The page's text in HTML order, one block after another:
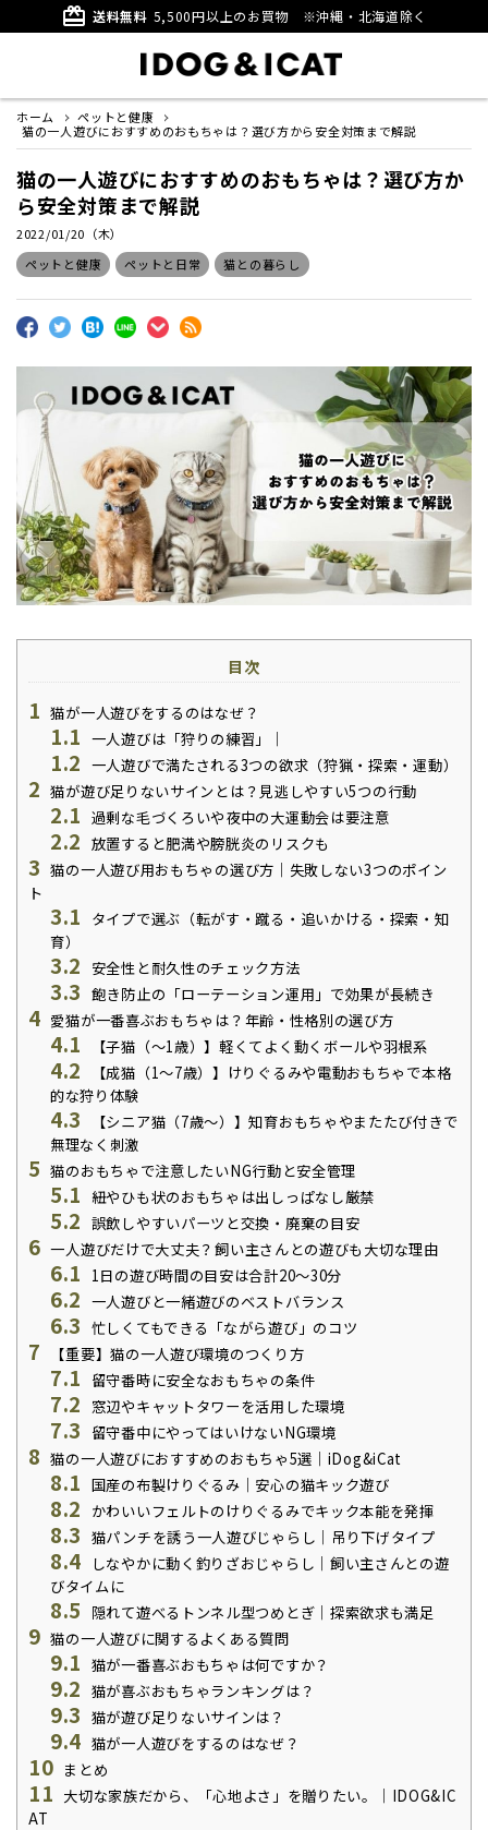
card_giftcard 送料無料 5,500円以上のお買物 ※沖縄・北海道除く
ホーム
ペットと健康
猫の一人遊びにおすすめのおもちゃは？選び方から安全対策まで解説
猫の一人遊びにおすすめのおもちゃは？選び方か
ら安全対策まで解説
2022/01/20（木）
ペットと健康
ペットと日常 猫との暮らし
目次
1 猫が一人遊びをするのはなぜ？
1.1 一人遊びは「狩りの練習」｜
1.2 一人遊びで満たされる3つの欲求（狩猟・探索・運動）
2 猫が遊び足りないサインとは？見逃しやすい5つの行動
2.1 過剰な毛づくろいや夜中の大運動会は要注意
2.2 放置すると肥満や膀胱炎のリスクも
3 猫の一人遊び用おもちゃの選び方｜失敗しない3つのポイン
ト
3.1
タイプで選ぶ（転がす・蹴る・追いかける・探索・知
育）
3.2 安全性と耐久性のチェック方法
3.3 飽き防止の「ローテーション運用」で効果が長続き
4 愛猫が一番喜ぶおもちゃは？年齢・性格別の選び方
4.1 【子猫（〜1歳）】軽くてよく動くボールや羽根系
4.2
【成猫（1〜7歳）】けりぐるみや電動おもちゃで本格
的な狩り体験
4.3
【シニア猫（7歳〜）】知育おもちゃやまたたび付きで
無理なく刺激
5 猫のおもちゃで注意したいNG行動と安全管理
5.1 紐やひも状のおもちゃは出しっぱなし厳禁
5.2 誤飲しやすいパーツと交換・廃棄の目安
6 一人遊びだけで大丈夫？飼い主さんとの遊びも大切な理由
6.1 1日の遊び時間の目安は合計20〜30分
6.2 一人遊びと一緒遊びのベストバランス
6.3 忙しくてもできる「ながら遊び」のコツ
7 【重要】猫の一人遊び環境のつくり方
7.1 留守番時に安全なおもちゃの条件
7.2 窓辺やキャットタワーを活用した環境
7.3 留守番中にやってはいけないNG環境
8 猫の一人遊びにおすすめのおもちゃ5選｜iDog&iCat
8.1 国産の布製けりぐるみ｜安心の猫キック遊び
8.2 かわいいフェルトのけりぐるみでキック本能を発揮
8.3 猫パンチを誘う一人遊びじゃらし｜吊り下げタイプ
8.4
しなやかに動く釣りざおじゃらし｜飼い主さんとの遊
びタイムに
8.5 隠れて遊べるトンネル型つめとぎ｜探索欲求も満足
9 猫の一人遊びに関するよくある質問
9.1 猫が一番喜ぶおもちゃは何ですか？
9.2 猫が喜ぶおもちゃランキングは？
9.3 猫が遊び足りないサインは？
9.4 猫が一人遊びをするのはなぜ？
10 まとめ
11 大切な家族だから、「心地よさ」を贈りたい。｜IDOG&IC
AT